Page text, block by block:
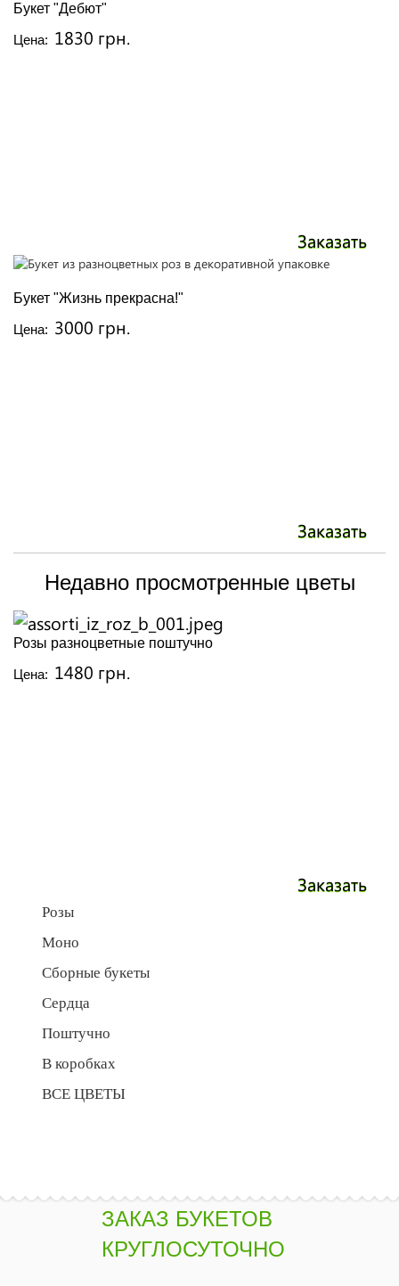
Букет "Дебют"
Цена: 1830 грн.
Заказать
Букет "Жизнь прекрасна!"
Цена: 3000 грн.
Заказать
Недавно просмотренные цветы
Розы разноцветные поштучно
Цена: 1480 грн.
Заказать
Розы
Моно
Сборные букеты
Сердца
Поштучно
В коробках
ВСЕ ЦВЕТЫ
ЗАКАЗ БУКЕТОВ
КРУГЛОСУТОЧНО